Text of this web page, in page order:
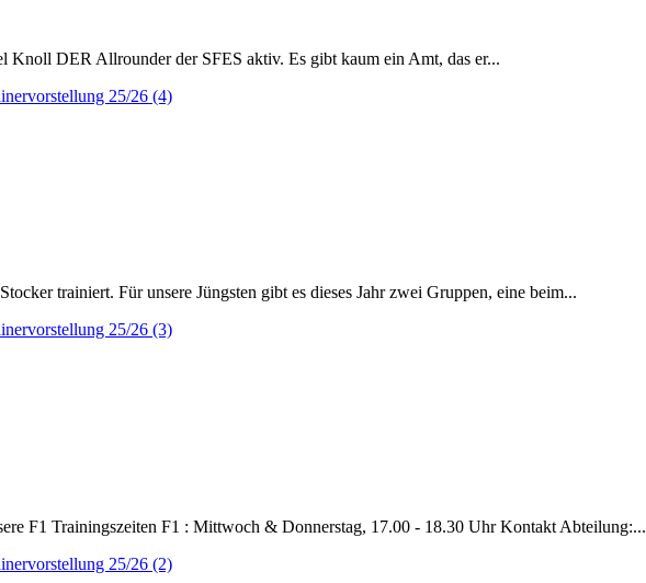
Knoll DER Allrounder der SFES aktiv. Es gibt kaum ein Amt, das er...
25/26 (4)
trainiert. Für unsere Jüngsten gibt es dieses Jahr zwei Gruppen, eine beim...
25/26 (3)
F1 Trainingszeiten F1 : Mittwoch & Donnerstag, 17.00 - 18.30 Uhr Kontakt Abteilung:...
25/26 (2)